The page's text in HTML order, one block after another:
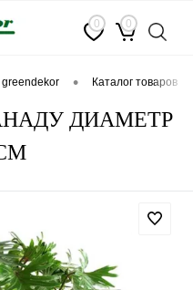
0 0
greendekor • каталог товаров
ДИАМЕТР